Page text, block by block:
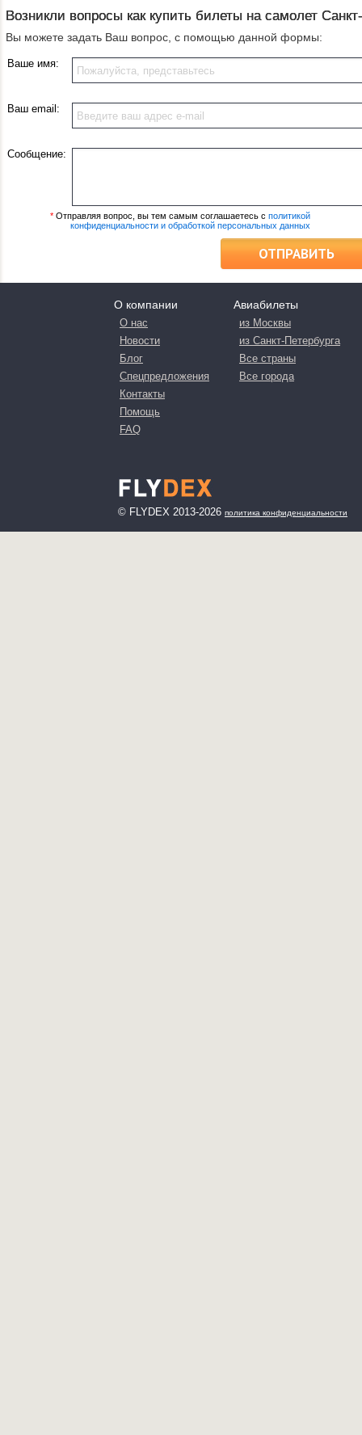
Возникли вопросы как купить билеты на самолет
Вы можете задать Ваш вопрос, с помощью данной формы:
Ваше имя:
Ваш email:
Сообщение:
* Отправляя вопрос, вы тем самым соглашаетесь с политикой
конфиденциальности и обработкой персональных данных
ОТПРАВИТЬ
О компании
О нас
Новости
Блог
Спецпредложения
Контакты
Помощь
FAQ
Авиабилеты
из Москвы
из Санкт-Петербурга
Все страны
Все города
© FLYDEX 2013-2026 политика конфиденциальности